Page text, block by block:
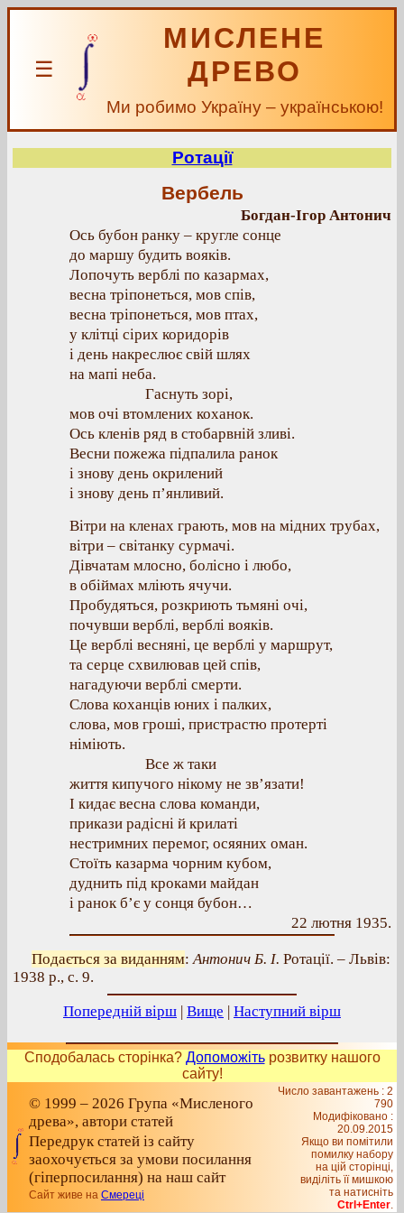
☰
МИСЛЕНЕ
ДРЕВО
Ми робимо Україну – українською!
Ротації
Вербель
Богдан-Ігор Антонич
Ось бубон ранку – кругле сонце
до маршу будить вояків.
Лопочуть верблі по казармах,
весна тріпонеться, мов спів,
весна тріпонеться, мов птах,
у клітці сірих коридорів
і день накреслює свій шлях
на мапі неба.
Гаснуть зорі,
мов очі втомлених коханок.
Ось кленів ряд в стобарвній зливі.
Весни пожежа підпалила ранок
і знову день окрилений
і знову день п’янливий.
Вітри на кленах грають, мов на мідних трубах,
вітри – світанку сурмачі.
Дівчатам млосно, болісно і любо,
в обіймах мліють ячучи.
Пробудяться, розкриють тьмяні очі,
почувши верблі, верблі вояків.
Це верблі весняні, це верблі у маршрут,
та серце схвилював цей спів,
нагадуючи верблі смерти.
Слова коханців юних і палких,
слова, мов гроші, пристрастю протерті
німіють.
Все ж таки
життя кипучого нікому не зв’язати!
І кидає весна слова команди,
прикази радісні й крилаті
нестримних перемог, осяяних оман.
Стоїть казарма чорним кубом,
дуднить під кроками майдан
і ранок б’є у сонця бубон…
22 лютня 1935.
Подається за виданням:Антонич Б. І. Ротації. – Львів:
1938 р., с. 9.
Попередній вірш | Вище | Наступний вірш
Сподобалась сторінка? Допоможітьрозвитку нашого
сайту!
© 1999 – 2026 Група «Мисленого
древа», автори статей
Передрук статей із сайту
заохочується за умови посилання
(гіперпосилання) на наш сайт
Сайт живе на Смереці
Число завантажень : 2
790
Модифіковано :
20.09.2015
Якщо ви помітили
помилку набору
на цiй сторiнцi,
видiлiть її мишкою
та натисніть
Ctrl+Enter.